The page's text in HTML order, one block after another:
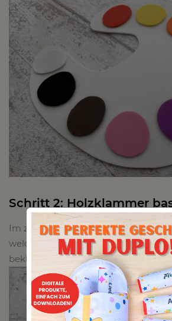
Schritt 2: Holzklammer
Im zweiten Schritt geht es um die
welche wir jeweils mit einem
bekleben.